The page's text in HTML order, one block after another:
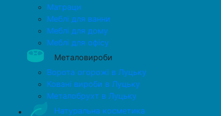
Матраци
Меблі для ванни
Меблі для дому
Меблі для офісу
Металовироби
Ворота огорожі в Луцьку
Ковані вироби в Луцьку
Металобрухт в Луцьку
Натуральна косметика